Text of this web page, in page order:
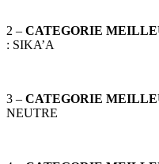
2 – CATEGORIE
: SIKA’A
3 – CATEGORIE
NEUTRE